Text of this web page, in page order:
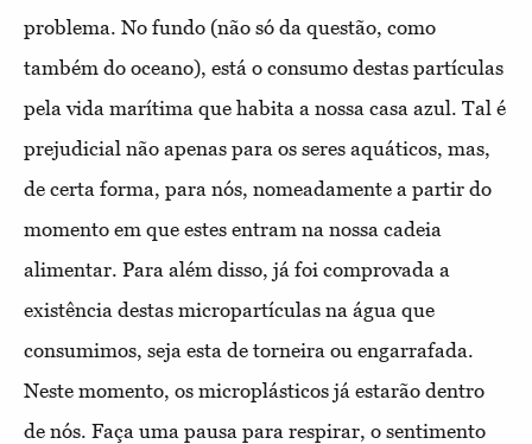
problema. No fundo (não só da questão, como
também do oceano), está o consumo destas partículas
pela vida marítima que habita a nossa casa azul. Tal é
prejudicial não apenas para os seres aquáticos, mas,
de certa forma, para nós, nomeadamente a partir do
momento em que estes entram na nossa cadeia
alimentar. Para além disso, já foi comprovada a
existência destas micropartículas na água que
consumimos, seja esta de torneira ou engarrafada.
Neste momento, os microplásticos já estarão dentro
de nós. Faça uma pausa para respirar, o sentimento